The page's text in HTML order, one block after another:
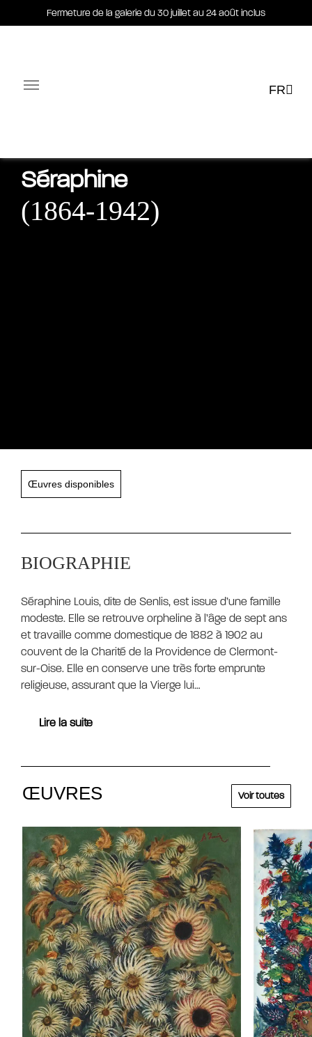
Fermeture de la galerie du 30 juillet au 24 août inclus
Fermeture de la galerie du 30 juillet au 24 août inclus
FR
Séraphine
(1864-1942)
Œuvres disponibles
BIOGRAPHIE
Séraphine Louis, dite de Senlis, est issue d’une famille
modeste. Elle se retrouve orpheline à l’âge de sept ans
et travaille comme domestique de 1882 à 1902 au
couvent de la Charité de la Providence de Clermont-
sur-Oise. Elle en conserve une très forte emprunte
religieuse, assurant que la Vierge lui…
Lire la suite
ŒUVRES Voir toutes